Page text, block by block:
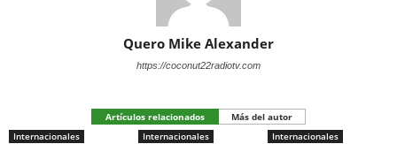
Quero Mike Alexander
https://coconut22radiotv.com
Artículos relacionados
Más del autor
Internacionales
Internacionales Internacionales